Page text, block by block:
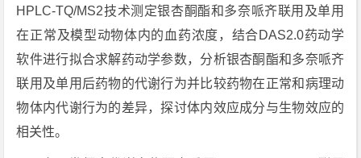
HPLC-TQ/MS2技术测定银杏酮酯和多奈哌齐联用及单用
在正常及模型动物体内的血药浓度，结合DAS2.0药动学
软件进行拟合求解药动学参数，分析银杏酮酯和多奈哌齐
联用及单用后药物的代谢行为并比较药物在正常和病理动
物体内代谢行为的差异，探讨体内效应成分与生物效应的
相关性。